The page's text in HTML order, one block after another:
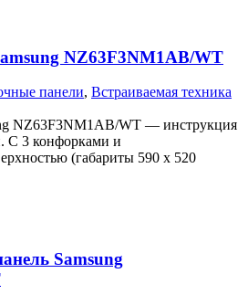
NZ63F3NM1AB/WT
панели, Встраиваемая техника
NZ63F3NM1AB/WT — инструкция
С 3 конфорками и
(габариты 590 х 520
Samsung